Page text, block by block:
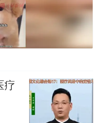
疗